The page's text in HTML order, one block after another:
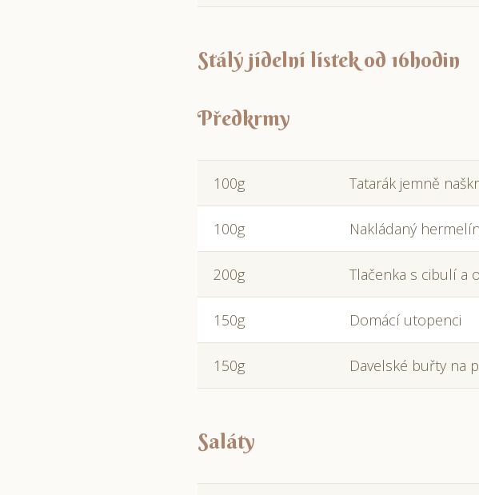
Stálý jídelní lístek od 16hodin
Předkrmy
100g Tatarák jemně
100g Nakládaný hermelín
200g Tlačenka s cibulí a
150g Domácí utopenci
150g Davelské buřty na
Saláty